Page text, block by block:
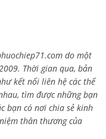
do một
Thời gian qua, bản
kết nối liên hệ các thế
tìm được những bạn
bạn có nơi chia sẻ kinh
thân thương của